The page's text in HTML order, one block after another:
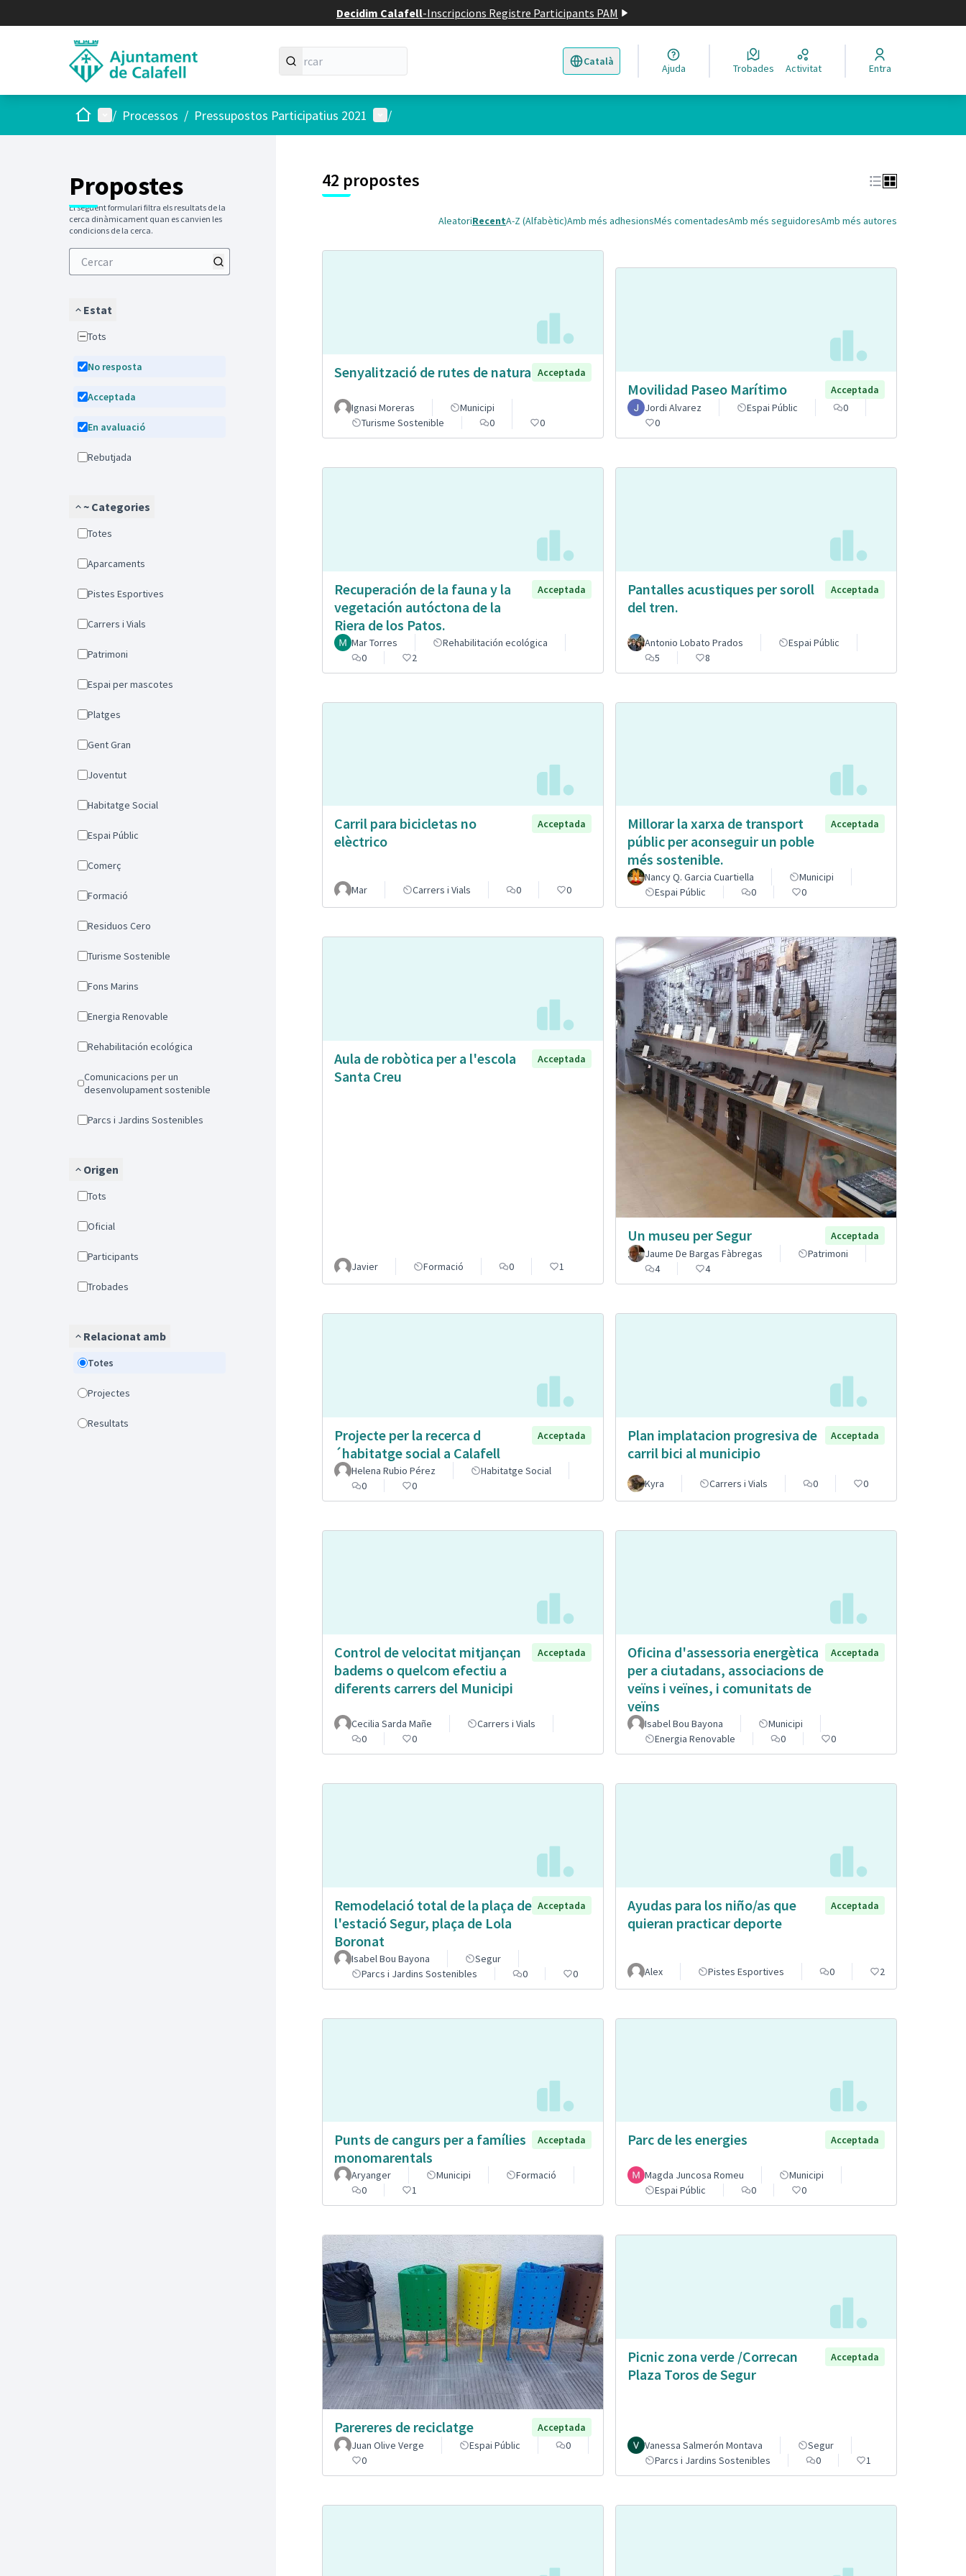
Decidim Calafell-Inscripcions Registre Participants PAM
Català
Triar la llengua Elegir el idioma
Ajuda Trobades Activitat Entra
Inici Menú principal
/ Processos / Pressupostos Participatius 2021 Menú d'usuari
/
Propostes
El següent formulari filtra els resultats de la
cerca dinàmicament quan es canvien les
condicions de la cerca.
Estat
Tots
No resposta
Acceptada
En avaluació
Rebutjada
~ Categories
Totes
Aparcaments
Pistes Esportives
Carrers i Vials
Patrimoni
Espai per mascotes
Platges
Gent Gran
Joventut
Habitatge Social
Espai Públic
Comerç
Formació
Residuos Cero
Turisme Sostenible
Fons Marins
Energia Renovable
Rehabilitación ecológica
Comunicacions per un
desenvolupament sostenible
Parcs i Jardins Sostenibles
Origen
Tots
Oficial
Participants
Trobades
Relacionat amb
Totes
Projectes
Resultats
42 propostes
AleatoriRecentA-Z (Alfabètic)Amb més adhesionsMés comentadesAmb més seguidoresAmb més autores
Senyalització de rutes de natura Acceptada
Ignasi Moreras
Municipi
Turisme Sostenible
0 0
Movilidad Paseo Marítimo
Acceptada
Jordi Alvarez
Espai Públic
0
0
Recuperación de la fauna y la
vegetación autóctona de la
Riera de los Patos.
Acceptada
Mar Torres
Rehabilitación ecológica
0
2
Pantalles acustiques per soroll
del tren.
Acceptada
Antonio Lobato Prados
Espai Públic
5
8
Carril para bicicletas no
elèctrico
Acceptada
Mar Carrers i Vials 0 0
Millorar la xarxa de transport
públic per aconseguir un poble
més sostenible.
Acceptada
Nancy Q. Garcia Cuartiella
Municipi
Espai Públic
0 0
Aula de robòtica per a l'escola
Santa Creu
Acceptada
Javier Formació 0 1
Un museu per Segur
Acceptada
Jaume De Bargas Fàbregas
Patrimoni
4
4
Projecte per la recerca d
´habitatge social a Calafell
Acceptada
Helena Rubio Pérez
Habitatge Social
0
0
Plan implatacion progresiva de
carril bici al municipio
Acceptada
Kyra Carrers i Vials 0 0
Control de velocitat mitjançan
badems o quelcom efectiu a
diferents carrers del Municipi
Acceptada
Cecilia Sarda Mañe
Carrers i Vials
0
0
Oficina d'assessoria energètica
per a ciutadans, associacions de
veïns i veïnes, i comunitats de
veïns
Acceptada
Isabel Bou Bayona
Municipi
Energia Renovable
0 0
Remodelació total de la plaça de
l'estació Segur, plaça de Lola
Boronat
Acceptada
Isabel Bou Bayona
Segur
Parcs i Jardins Sostenibles
0 0
Ayudas para los niño/as que
quieran practicar deporte
Acceptada
Alex Pistes Esportives 0 2
Punts de cangurs per a famílies
monomarentals
Acceptada
Aryanger Municipi
Formació
0
1
Parc de les energies Acceptada
Magda Juncosa Romeu
Municipi
Espai Públic
0 0
Parereres de reciclatge
Acceptada
Juan Olive Verge
Espai Públic
0
0
Picnic zona verde /Correcan
Plaza Toros de Segur
Acceptada
Vanessa Salmerón Montava
Segur
Parcs i Jardins Sostenibles
0 1